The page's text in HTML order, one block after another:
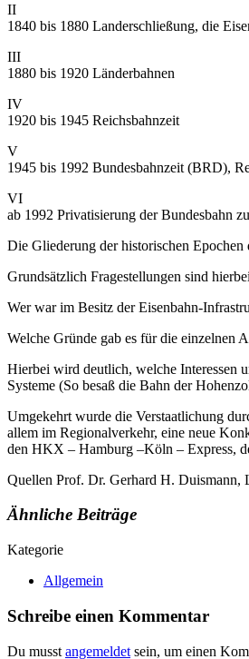
II
1840 bis 1880 Landerschließung, die
III
1880 bis 1920 Länderbahnen
IV
1920 bis 1945 Reichsbahnzeit
V
1945 bis 1992 Bundesbahnzeit (BRD),
VI
ab 1992 Privatisierung der Bundesbahn
Die Gliederung der historischen
Grundsätzlich Fragestellungen sind
Wer war im Besitz der Eisenbahn-
Welche Gründe gab es für die einzelnen
Hierbei wird deutlich, welche Interessen
Systeme (So besaß die Bahn der
Umgekehrt wurde die Verstaatlichung
allem im Regionalverkehr, eine neue
den HKX – Hamburg –Köln – Express,
Quellen Prof. Dr. Gerhard H.
Ähnliche Beiträge
Kategorie
Allgemein
Schreibe einen Kommentar
Du musst angemeldet sein, um einen